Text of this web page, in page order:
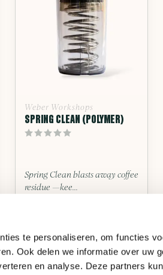
te personaliseren, om functies
Ook delen we informatie over uw
en analyse. Deze partners
Weber Workshops
SPRING CLEAN (POLYMER)
Spring Clean blasts away coffee
residue —kee...
€111,90